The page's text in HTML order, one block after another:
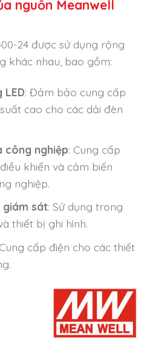
nguồn Meanwell
24 được sử dụng rộng
khác nhau, bao gồm:
LED: Đảm bảo cung cấp
cao cho các dải đèn
công nghiệp: Cung cấp
khiển và cảm biến
nghiệp.
giám sát: Sử dụng trong
thiết bị ghi hình.
cấp điện cho các thiết